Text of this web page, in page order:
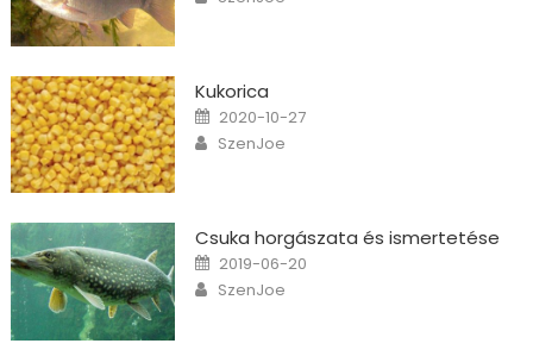
Kukorica
Posted on
2020-10-27
Author
SzenJoe
Csuka horgászata és ismertetése
Posted on
2019-06-20
Author
SzenJoe